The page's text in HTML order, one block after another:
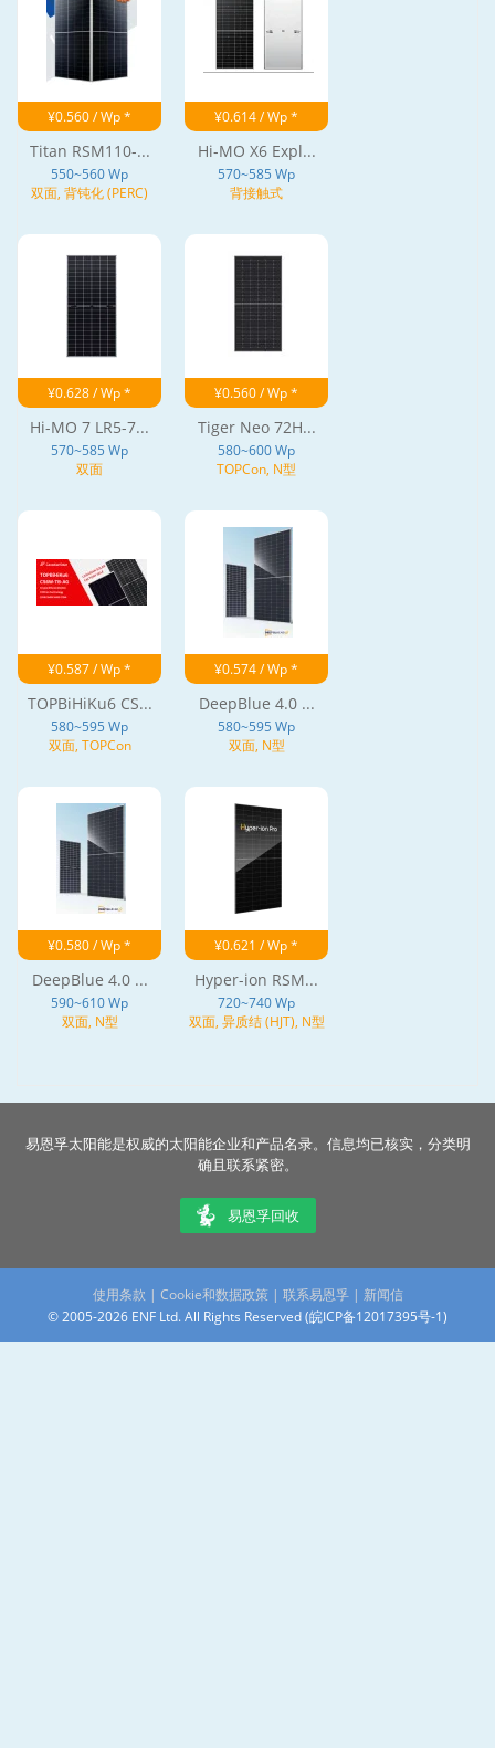
¥0.560 / Wp *
Titan RSM110-...
550~560 Wp
双面, 背钝化 (PERC)
¥0.614 / Wp *
Hi-MO X6 Expl...
570~585 Wp
背接触式
¥0.628 / Wp *
Hi-MO 7 LR5-7...
570~585 Wp
双面
¥0.560 / Wp *
Tiger Neo 72H...
580~600 Wp
TOPCon, N型
¥0.587 / Wp *
TOPBiHiKu6 CS...
580~595 Wp
双面, TOPCon
¥0.574 / Wp *
DeepBlue 4.0 ...
580~595 Wp
双面, N型
¥0.580 / Wp *
DeepBlue 4.0 ...
590~610 Wp
双面, N型
¥0.621 / Wp *
Hyper-ion RSM...
720~740 Wp
双面, 异质结 (HJT), N型
易恩孚太阳能是权威的太阳能企业和产品名录。信息均已核实，分类明
确且联系紧密。
易恩孚回收
使用条款 | Cookie和数据政策| 联系易恩孚 | 新闻信
© 2005-2026 ENF Ltd. All Rights Reserved (皖ICP备12017395号-1)